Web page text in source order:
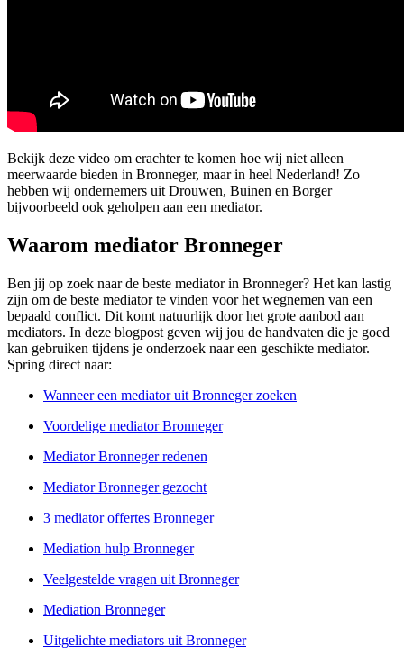
Bekijk deze video om erachter te komen hoe wij niet alleen
meerwaarde bieden in Bronneger, maar in heel Nederland! Zo
hebben wij ondernemers uit Drouwen, Buinen en Borger
bijvoorbeeld ook geholpen aan een mediator.
Waarom mediator Bronneger
Ben jij op zoek naar de beste mediator in Bronneger? Het kan lastig
zijn om de beste mediator te vinden voor het wegnemen van een
bepaald conflict. Dit komt natuurlijk door het grote aanbod aan
mediators. In deze blogpost geven wij jou de handvaten die je goed
kan gebruiken tijdens je onderzoek naar een geschikte mediator.
Spring direct naar:
Wanneer een mediator uit Bronneger zoeken
Voordelige mediator Bronneger
Mediator Bronneger redenen
Mediator Bronneger gezocht
3 mediator offertes Bronneger
Mediation hulp Bronneger
Veelgestelde vragen uit Bronneger
Mediation Bronneger
Uitgelichte mediators uit Bronneger